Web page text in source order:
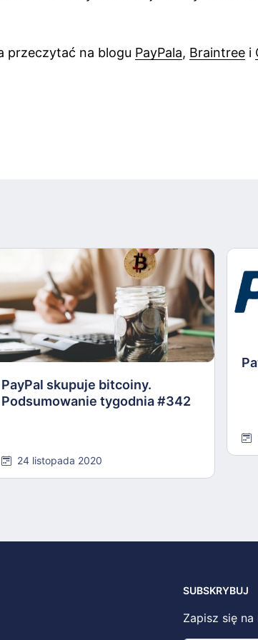
przeczytać na blogu PayPala, Braintree i
PayPal skupuje bitcoiny.
Podsumowanie tygodnia #342
24 listopada 2020
SUBSKRYBUJ
Zapisz się